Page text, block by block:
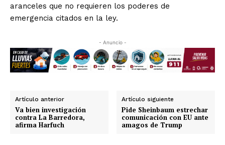
aranceles que no requieren los poderes de
emergencia citados en la ley.
- Anuncio -
Artículo anterior
Va bien investigación
contra La Barredora,
afirma Harfuch
Artículo siguiente
Pide Sheinbaum estrechar
comunicación con EU ante
amagos de Trump